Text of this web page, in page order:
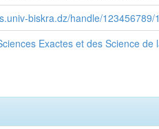
biskra.dz/handle/123456789/
Exactes et des Science de